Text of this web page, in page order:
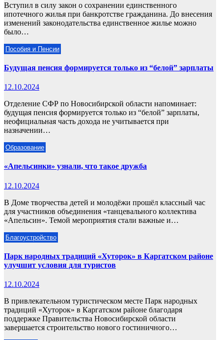
Вступил в силу закон о сохранении единственного
ипотечного жилья при банкротстве гражданина. До внесения
изменений законодательства единственное жилье можно
было…
Пособия и Пенсии
Будущая пенсия формируется только из “белой” зарплаты
12.10.2024
Отделение СФР по Новосибирской области напоминает:
будущая пенсия формируется только из “белой” зарплаты,
неофициальная часть дохода не учитывается при
назначении…
Образование
«Апельсинки» узнали, что такое дружба
12.10.2024
В Доме творчества детей и молодёжи прошёл классный час
для участников объединения «танцевального коллектива
«Апельсин». Темой мероприятия стали важные и…
Благоустройство
Парк народных традиций «Хуторок» в Каргатском районе
улучшит условия для туристов
12.10.2024
В привлекательном туристическом месте Парк народных
традиций «Хуторок» в Каргатском районе благодаря
поддержке Правительства Новосибирской области
завершается строительство нового гостиничного…